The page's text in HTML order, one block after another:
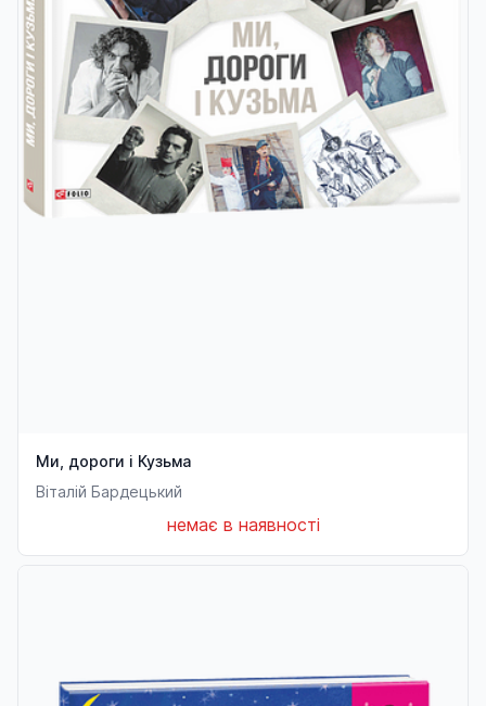
Ми, дороги і Кузьма
Віталій Бардецький
немає в наявності